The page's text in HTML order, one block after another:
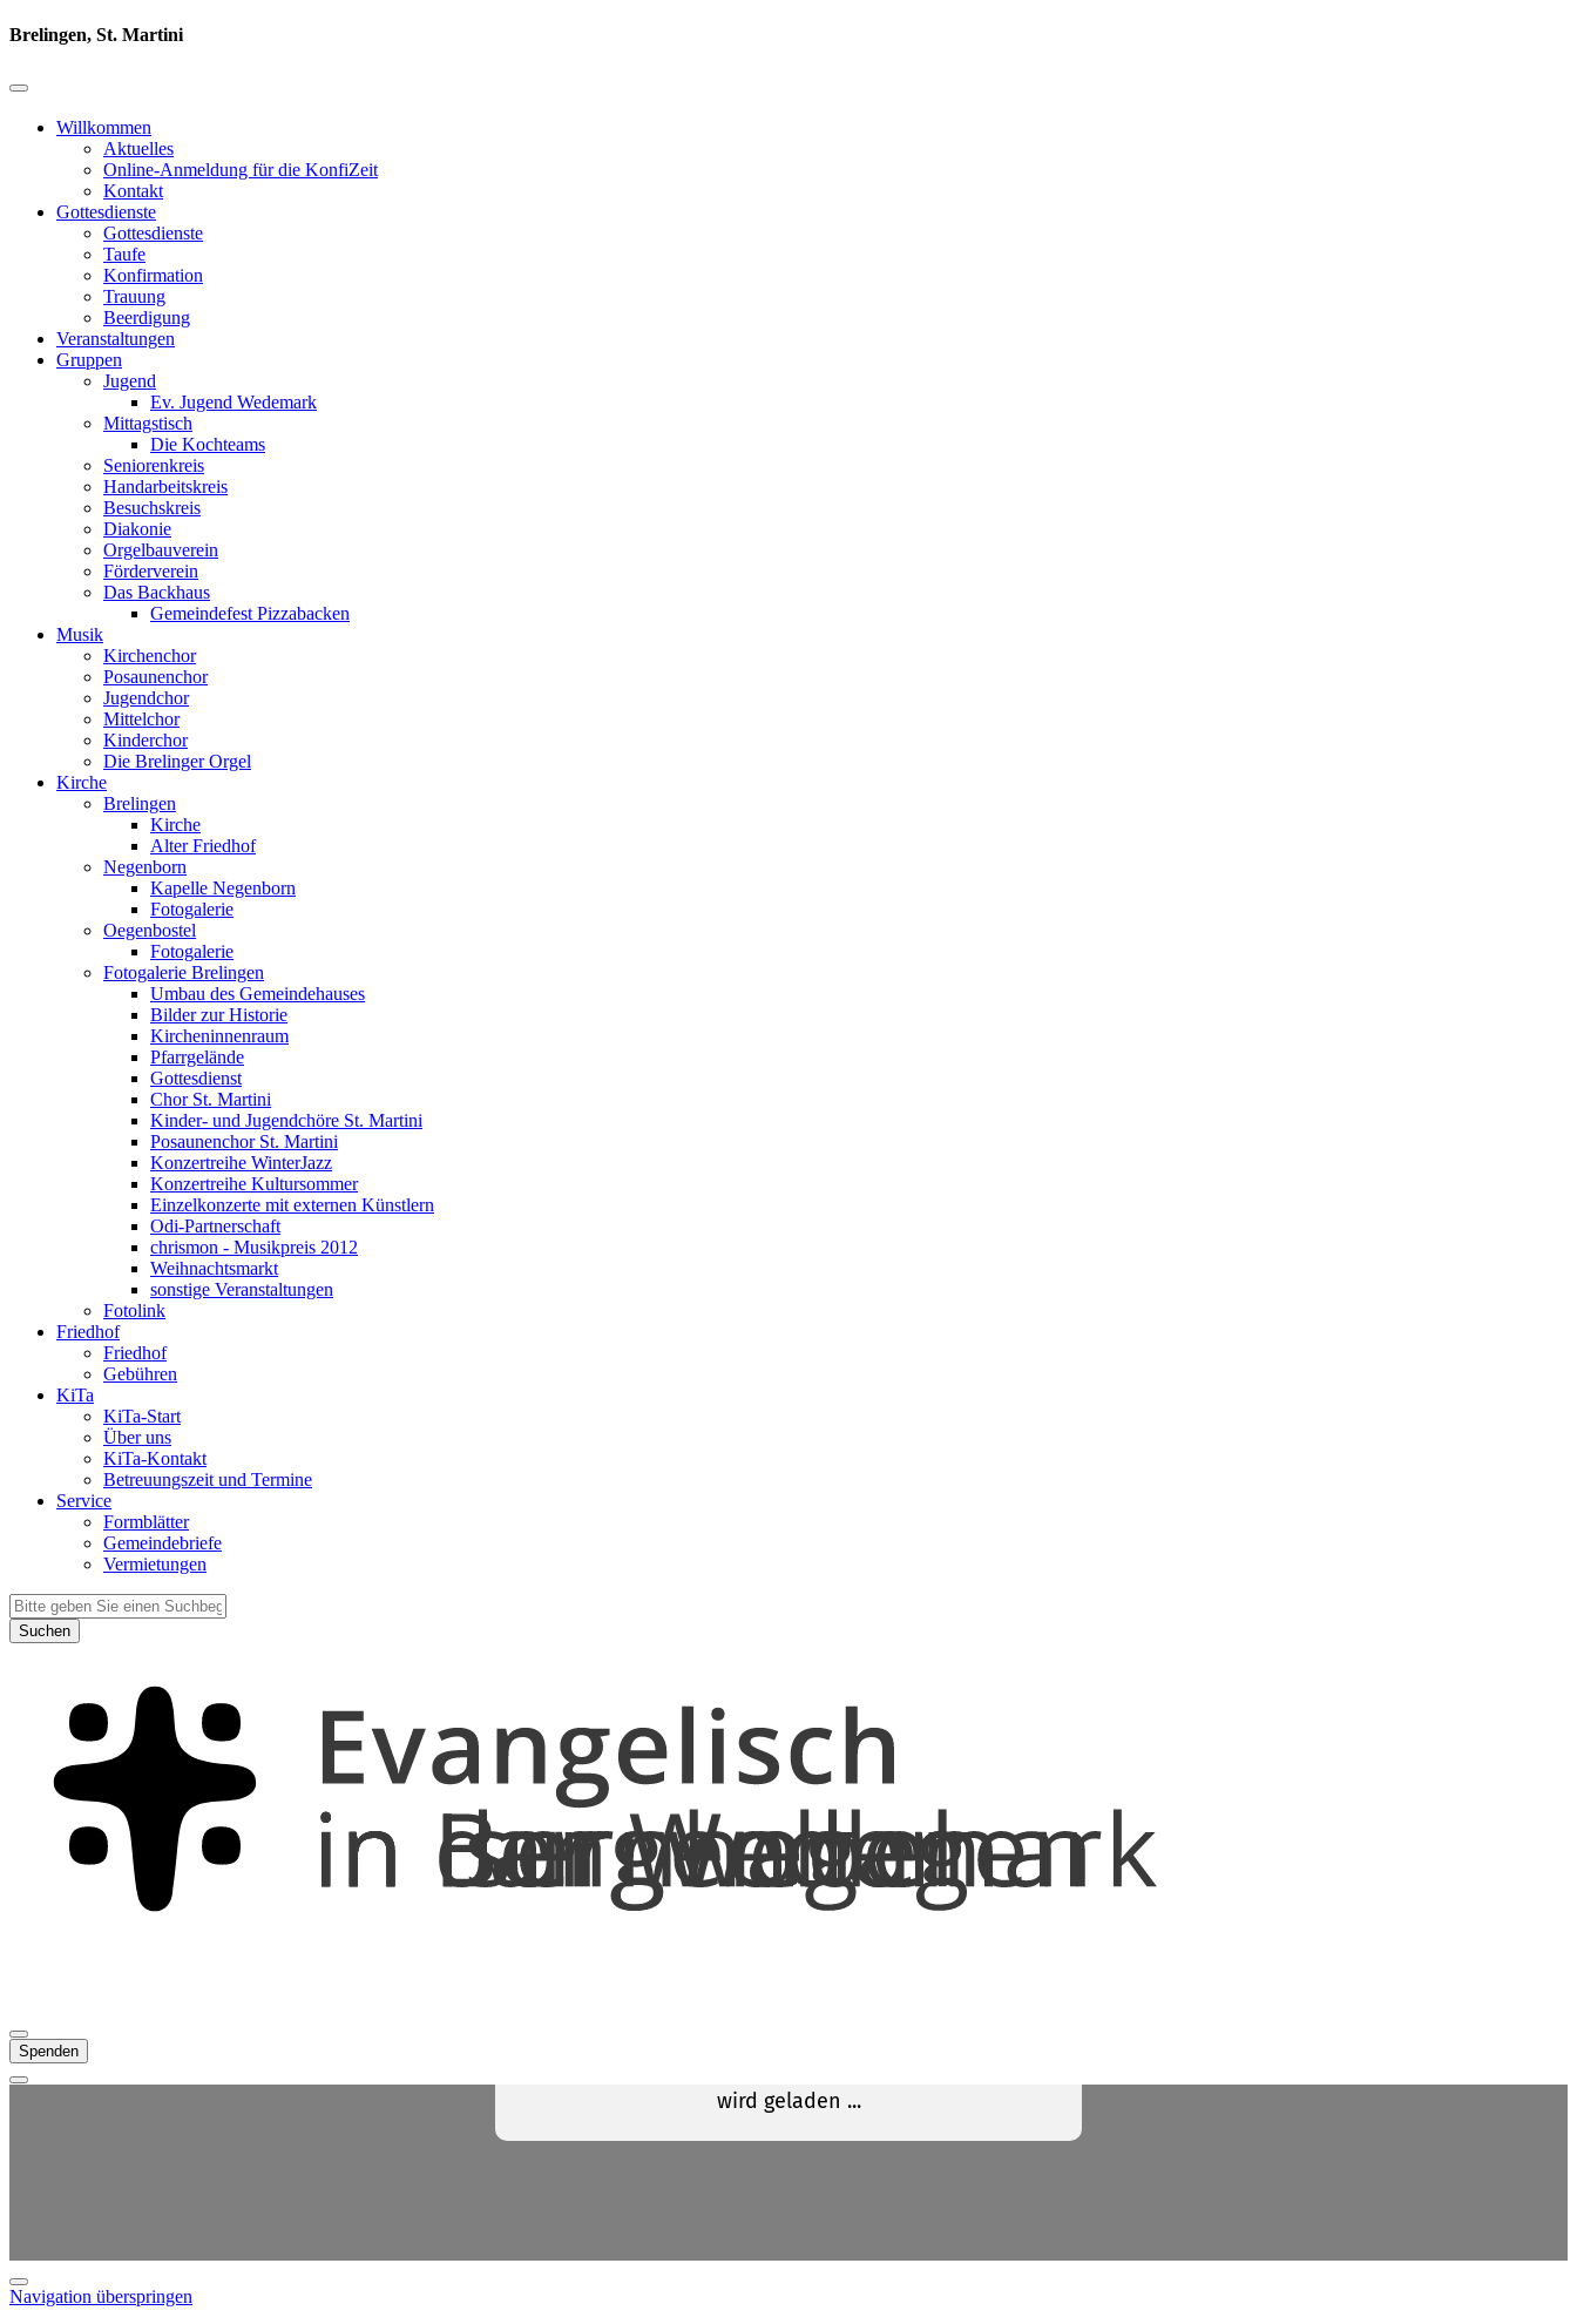
Brelingen, St. Martini
Willkommen
Aktuelles
Online-Anmeldung für die KonfiZeit
Kontakt
Gottesdienste
Gottesdienste
Taufe
Konfirmation
Trauung
Beerdigung
Veranstaltungen
Gruppen
Jugend
Ev. Jugend Wedemark
Mittagstisch
Die Kochteams
Seniorenkreis
Handarbeitskreis
Besuchskreis
Diakonie
Orgelbauverein
Förderverein
Das Backhaus
Gemeindefest Pizzabacken
Musik
Kirchenchor
Posaunenchor
Jugendchor
Mittelchor
Kinderchor
Die Brelinger Orgel
Kirche
Brelingen
Kirche
Alter Friedhof
Negenborn
Kapelle Negenborn
Fotogalerie
Oegenbostel
Fotogalerie
Fotogalerie Brelingen
Umbau des Gemeindehauses
Bilder zur Historie
Kircheninnenraum
Pfarrgelände
Gottesdienst
Chor St. Martini
Kinder- und Jugendchöre St. Martini
Posaunenchor St. Martini
Konzertreihe WinterJazz
Konzertreihe Kultursommer
Einzelkonzerte mit externen Künstlern
Odi-Partnerschaft
chrismon - Musikpreis 2012
Weihnachtsmarkt
sonstige Veranstaltungen
Fotolink
Friedhof
Friedhof
Gebühren
KiTa
KiTa-Start
Über uns
KiTa-Kontakt
Betreuungszeit und Termine
Service
Formblätter
Gemeindebriefe
Vermietungen
Suchen
Spenden
Navigation überspringen